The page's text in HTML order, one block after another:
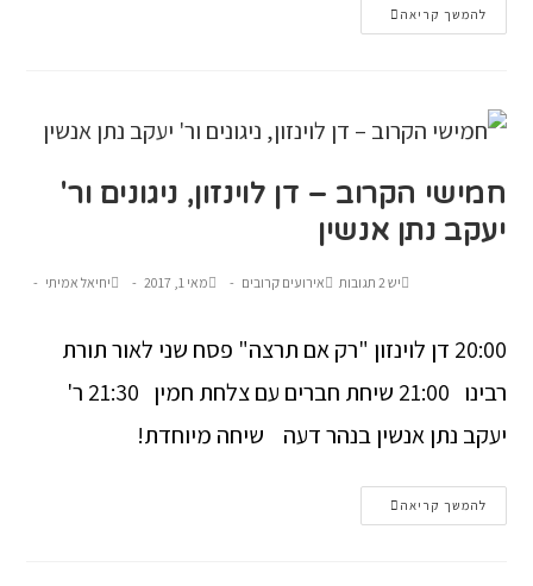
להמשך קריאה
חמישי הקרוב – דן לוינזון, ניגונים ור'
יעקב נתן אנשין
יחיאל אמיתי מאי 1, 2017 אירועים קרובים יש 2 תגובות
20:00 דן לוינזון "רק אם תרצה" פסח שני לאור תורת
רבינו 21:00 שיחת חברים עם צלחת חמין 21:30 ר'
יעקב נתן אנשין בנהר דעה שיחה מיוחדת!
להמשך קריאה